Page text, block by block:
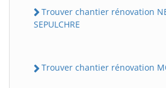
Trouver chantier rénovation
SEPULCHRE
Trouver chantier rénovation